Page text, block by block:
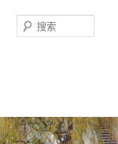
索